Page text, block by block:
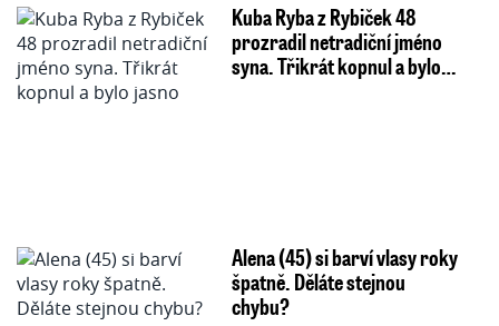
Kuba Ryba z Rybiček 48
prozradil netradiční jméno
syna. Třikrát kopnul a bylo…
Alena (45) si barví vlasy roky
špatně. Děláte stejnou
chybu?